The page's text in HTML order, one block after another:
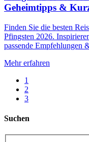
Geheimtipps &
Finden Sie die besten
Pfingsten 2026.
passende Empfehlungen
Mehr erfahren
1
2
3
Suchen